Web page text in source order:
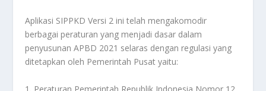
Aplikasi SIPPKD Versi 2 ini telah mengakomodir
berbagai peraturan yang menjadi dasar dalam
penyusunan APBD 2021 selaras dengan regulasi yang
ditetapkan oleh Pemerintah Pusat yaitu:
1. Peraturan Pemerintah Republik Indonesia Nomor 12